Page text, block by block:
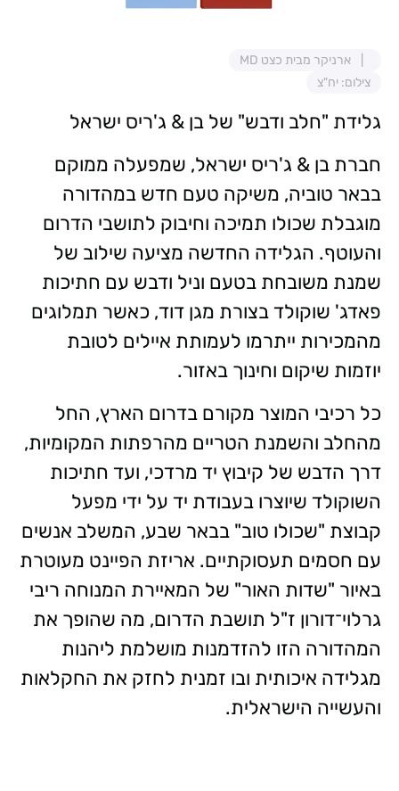
ארניקר מבית כצט MD
צילום: יח"צ
גלידת "חלב ודבש" של בן & ג'ריס ישראל
חברת בן & ג'ריס ישראל, שמפעלה ממוקם
בבאר טוביה, משיקה טעם חדש במהדורה
מוגבלת שכולו תמיכה וחיבוק לתושבי הדרום
והעוטף. הגלידה החדשה מציעה שילוב של
שמנת משובחת בטעם וניל ודבש עם חתיכות
פאדג' שוקולד בצורת מגן דוד, כאשר תמלוגים
מהמכירות ייתרמו לעמותת איילים לטובת
יוזמות שיקום וחינוך באזור.
כל רכיבי המוצר מקורם בדרום הארץ, החל
מהחלב והשמנת הטריים מהרפתות המקומיות,
דרך הדבש של קיבוץ יד מרדכי, ועד חתיכות
השוקולד שיוצרו בעבודת יד על ידי מפעל
קבוצת "שכולו טוב" בבאר שבע, המשלב אנשים
עם חסמים תעסוקתיים. אריזת הפיינט מעוטרת
באיור "שדות האור" של המאיירת המנוחה ריבי
גרלוי־דורון ז"ל תושבת הדרום, מה שהופך את
המהדורה הזו להזדמנות מושלמת ליהנות
מגלידה איכותית ובו זמנית לחזק את החקלאות
והעשייה הישראלית.